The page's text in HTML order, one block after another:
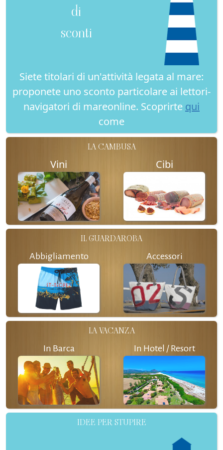
di
sconti
Siete titolari di un'attività legata al mare:
proponete uno sconto particolare ai lettori-
navigatori di mareonline. Scoprirte qui
come
LA CAMBUSA
Vini Cibi
IL GUARDAROBA
Abbigliamento Accessori
LA VACANZA
In Barca In Hotel / Resort
IDEE PER STUPIRE